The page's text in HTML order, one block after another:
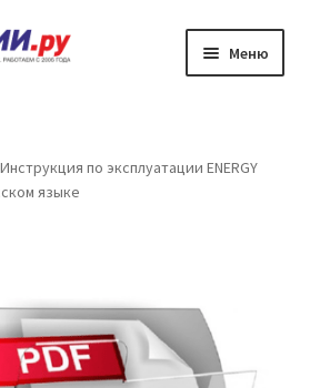
Меню
эксплуатации
Инструкция по эксплуатации ENERGY
языке